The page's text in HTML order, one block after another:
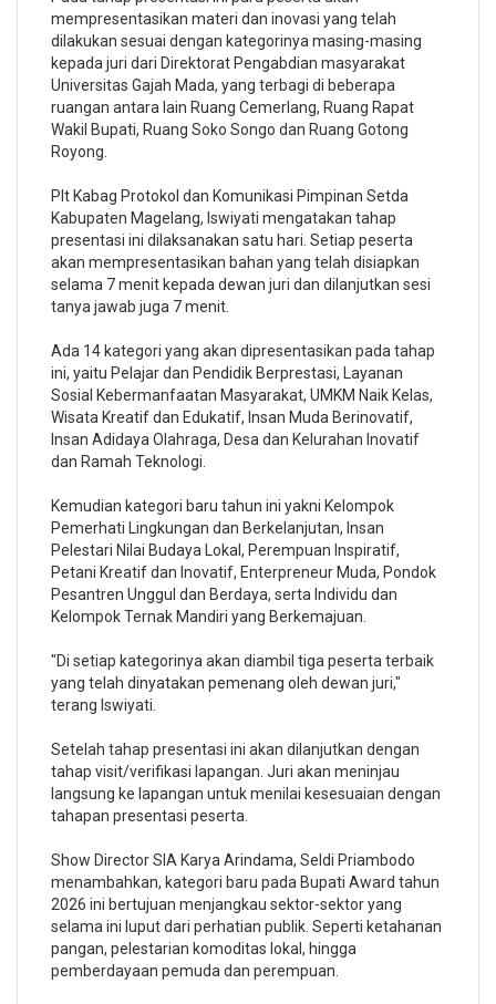
mempresentasikan materi dan inovasi yang telah
dilakukan sesuai dengan kategorinya masing-masing
kepada juri dari Direktorat Pengabdian masyarakat
Universitas Gajah Mada, yang terbagi di beberapa
ruangan antara lain Ruang Cemerlang, Ruang Rapat
Wakil Bupati, Ruang Soko Songo dan Ruang Gotong
Royong.
Plt Kabag Protokol dan Komunikasi Pimpinan Setda
Kabupaten Magelang, Iswiyati mengatakan tahap
presentasi ini dilaksanakan satu hari. Setiap peserta
akan mempresentasikan bahan yang telah disiapkan
selama 7 menit kepada dewan juri dan dilanjutkan sesi
tanya jawab juga 7 menit.
Ada 14 kategori yang akan dipresentasikan pada tahap
ini, yaitu Pelajar dan Pendidik Berprestasi, Layanan
Sosial Kebermanfaatan Masyarakat, UMKM Naik Kelas,
Wisata Kreatif dan Edukatif, Insan Muda Berinovatif,
Insan Adidaya Olahraga, Desa dan Kelurahan Inovatif
dan Ramah Teknologi.
Kemudian kategori baru tahun ini yakni Kelompok
Pemerhati Lingkungan dan Berkelanjutan, Insan
Pelestari Nilai Budaya Lokal, Perempuan Inspiratif,
Petani Kreatif dan Inovatif, Enterpreneur Muda, Pondok
Pesantren Unggul dan Berdaya, serta Individu dan
Kelompok Ternak Mandiri yang Berkemajuan.
"Di setiap kategorinya akan diambil tiga peserta terbaik
yang telah dinyatakan pemenang oleh dewan juri,"
terang Iswiyati.
Setelah tahap presentasi ini akan dilanjutkan dengan
tahap visit/verifikasi lapangan. Juri akan meninjau
langsung ke lapangan untuk menilai kesesuaian dengan
tahapan presentasi peserta.
Show Director SIA Karya Arindama, Seldi Priambodo
menambahkan, kategori baru pada Bupati Award tahun
2026 ini bertujuan menjangkau sektor-sektor yang
selama ini luput dari perhatian publik. Seperti ketahanan
pangan, pelestarian komoditas lokal, hingga
pemberdayaan pemuda dan perempuan.